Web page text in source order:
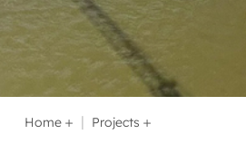
Home Projects